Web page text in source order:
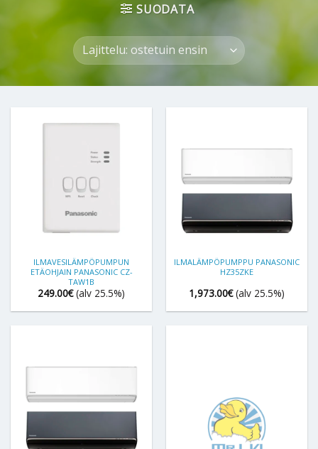
SUODATA
ILMAVESILÄMPÖPUMPUN
ETÄOHJAIN PANASONIC CZ-
TAW1B
249.00€ (alv 25.5%)
ILMALÄMPÖPUMPPU PANASONIC
HZ35ZKE
1,973.00€ (alv 25.5%)